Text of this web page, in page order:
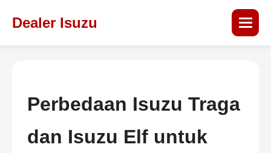
Dealer Isuzu
Perbedaan Isuzu Traga
dan Isuzu Elf untuk